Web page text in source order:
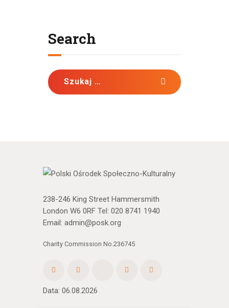
Search
Szukaj:
238-246 King Street Hammersmith
London W6 0RF Tel: 020 8741 1940
Email: admin@posk.org
Charity Commission No.236745
Data: 06.08.2026